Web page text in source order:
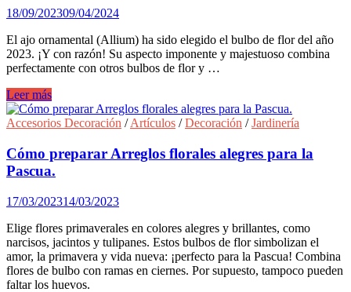
el
balcón
o
la
terraza
18/09/202309/04/2024
El ajo ornamental (Allium) ha sido elegido el bulbo de flor del año
2023. ¡Y con razón! Su aspecto imponente y majestuoso combina
perfectamente con otros bulbos de flor y …
Cuidados
del
Allium,
bulbo
de
flor
año
Leer más
Accesorios Decoración /Artículos /Decoración /Jardinería
Cómo preparar Arreglos florales alegres para la
Pascua.
17/03/202314/03/2023
Elige flores primaverales en colores alegres y brillantes, como
narcisos, jacintos y tulipanes. Estos bulbos de flor simbolizan el
amor, la primavera y vida nueva: ¡perfecto para la Pascua! Combina
flores de bulbo con ramas en ciernes. Por supuesto, tampoco pueden
faltar los huevos.